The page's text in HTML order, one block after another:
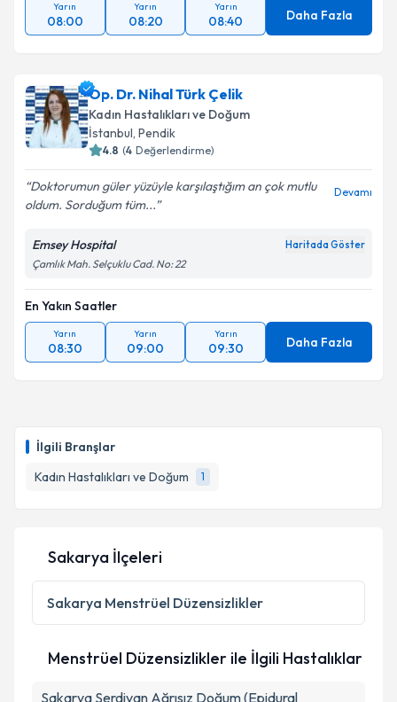
İlgili Branşlar
Kadın Hastalıkları ve Doğum
1
Yarın
08:00
Yarın
08:20
Yarın
08:40 Daha Fazla
Op. Dr. Nihal Türk Çelik
Kadın Hastalıkları ve Doğum
İstanbul, Pendik
4.8 (4 Değerlendirme)
Doktorumun güler yüzüyle karşılaştığım an çok mutlu
oldum. Sorduğum tüm...
Devamı
Emsey Hospital Haritada Göster
Çamlık Mah. Selçuklu Cad. No: 22
En Yakın Saatler
Yarın
08:30
Yarın
09:00
Yarın
09:30 Daha Fazla
Sakarya İlçeleri
Sakarya Menstrüel Düzensizlikler
Menstrüel Düzensizlikler ile İlgili Hastalıklar
Sakarya Serdivan Ağrısız Doğum (Epidural